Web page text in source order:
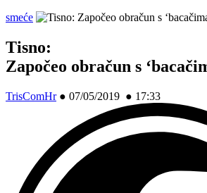
smeće
Tisno:
Započeo obračun s
TrisComHr● 07/05/2019 ● 17:33